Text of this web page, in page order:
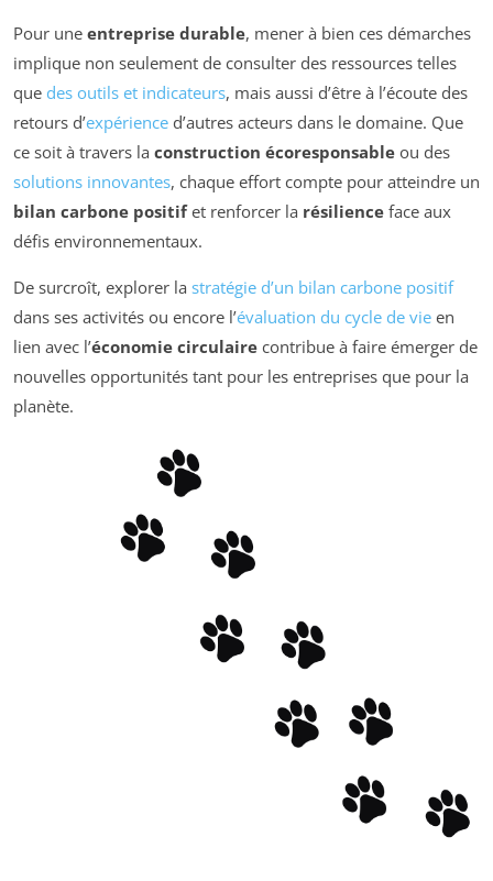
Pour une entreprise durable, mener à bien ces démarches
implique non seulement de consulter des ressources telles
que des outils et indicateurs, mais aussi d’être à l’écoute des
retours d’expérience d’autres acteurs dans le domaine. Que
ce soit à travers la construction écoresponsable ou des
solutions innovantes, chaque effort compte pour atteindre un
bilan carbone positifet renforcer la résilience face aux
défis environnementaux.
De surcroît, explorer la stratégie d’un bilan carbone positif
dans ses activités ou encore l’évaluation du cycle de vie en
lien avec l’économie circulaire contribue à faire émerger de
nouvelles opportunités tant pour les entreprises que pour la
planète.